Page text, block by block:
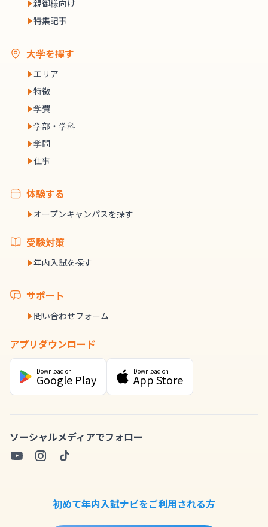
親御様向け
特集記事
大学を探す
エリア
特徴
学費
学部・学科
学問
仕事
体験する
オープンキャンパスを探す
受験対策
年内入試を探す
サポート
問い合わせフォーム
アプリダウンロード
Download on
Google Play
Download on
App Store
ソーシャルメディアでフォロー
初めて年内入試ナビをご利用される方